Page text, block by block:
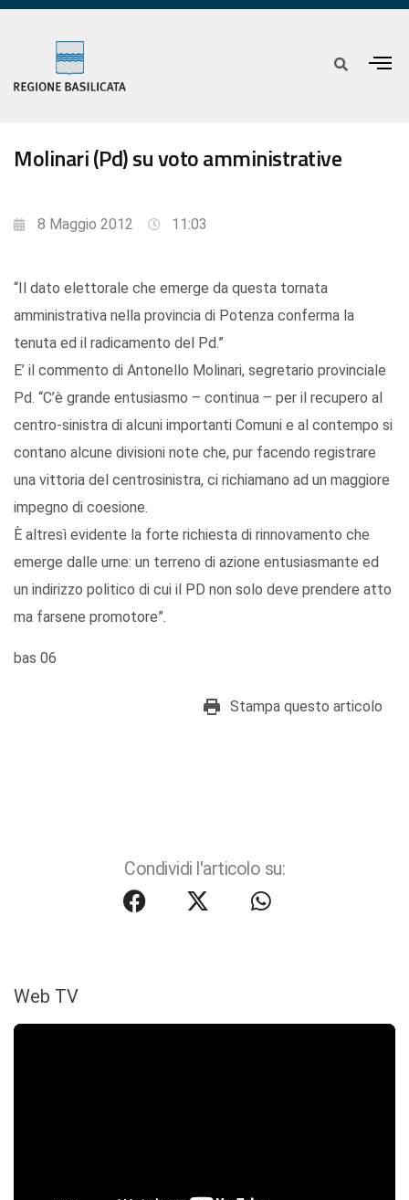
Molinari (Pd) su voto amministrative
8 Maggio 2012 11:03
“Il dato elettorale che emerge da questa tornata
amministrativa nella provincia di Potenza conferma la
tenuta ed il radicamento del Pd.”
E’ il commento di Antonello Molinari, segretario provinciale
Pd. “C’è grande entusiasmo – continua – per il recupero al
centro-sinistra di alcuni importanti Comuni e al contempo si
contano alcune divisioni note che, pur facendo registrare
una vittoria del centrosinistra, ci richiamano ad un maggiore
impegno di coesione.
È altresì evidente la forte richiesta di rinnovamento che
emerge dalle urne: un terreno di azione entusiasmante ed
un indirizzo politico di cui il PD non solo deve prendere atto
ma farsene promotore”.
bas 06
Stampa questo articolo
Condividi l'articolo su:
Web TV